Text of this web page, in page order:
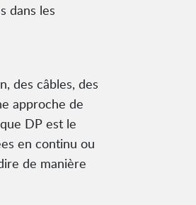
dans les
des câbles, des
approche de
DP est le
en continu ou
de manière